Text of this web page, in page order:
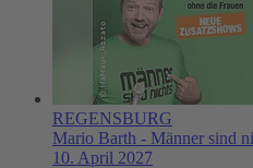
REGENSBURG
Mario Barth - Männer sind
10. April 2027